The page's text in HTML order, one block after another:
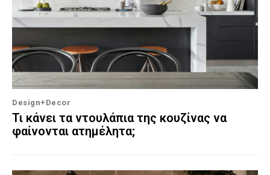
Design+Decor
Τι κάνει τα ντουλάπια της κουζίνας να
φαίνονται ατημέλητα;